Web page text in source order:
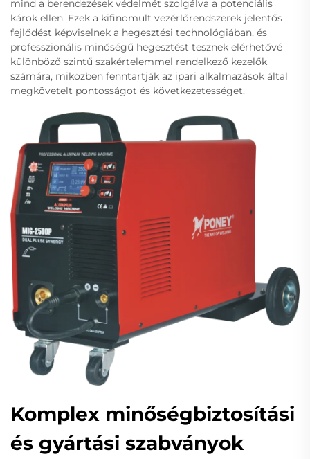
mind a berendezések védelmét szolgálva a potenciális
károk ellen. Ezek a kifinomult vezérlőrendszerek jelentős
fejlődést képviselnek a hegesztési technológiában, és
professzionális minőségű hegesztést tesznek elérhetővé
különböző szintű szakértelemmel rendelkező kezelők
számára, miközben fenntartják az ipari alkalmazások által
megkövetelt pontosságot és következetességet.
Komplex minőségbiztosítási
és gyártási szabványok